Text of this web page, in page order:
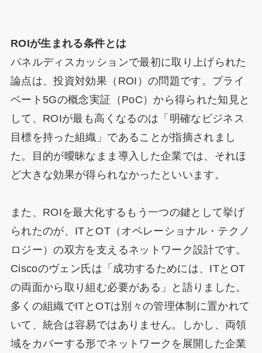
ROIが生まれる条件とは
パネルディスカッションで最初に取り上げられた
論点は、投資対効果（ROI）の問題です。プライ
ベート5Gの概念実証（PoC）から得られた知見と
して、ROIが最も高くなるのは「明確なビジネス
目標を持った組織」であることが指摘されまし
た。目的が曖昧なまま導入した企業では、それほ
ど大きな効果が得られなかったといいます。
また、ROIを最大化するもう一つの鍵として挙げ
られたのが、ITとOT（オペレーショナル・テクノ
ロジー）の双方を支えるネットワーク設計です。
Ciscoのヴェン氏は「成功するためには、ITとOT
の両面から取り組む必要がある」と語りました。
多くの組織でITとOTは別々の管理体制に置かれて
いて、統合は容易ではありません。しかし、両領
域をカバーする形でネットワークを展開した企業